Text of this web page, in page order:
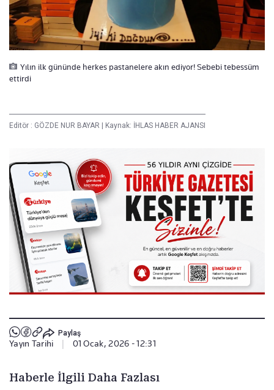
Yılın ilk gününde herkes pastanelere akın ediyor! Sebebi tebessüm
ettirdi
Editör : GÖZDE NUR BAYAR | Kaynak: İHLAS HABER AJANSI
Paylaş
Yayın Tarihi 01 Ocak, 2026 - 12:31
Haberle İlgili Daha Fazlası